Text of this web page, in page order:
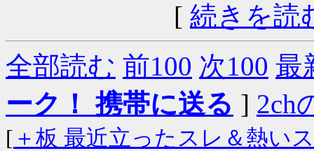
[ 続きを読
全部読む 前100 次100 最
ーク！ 携帯に送る ] 2ch
[ ＋板 最近立ったスレ＆熱い